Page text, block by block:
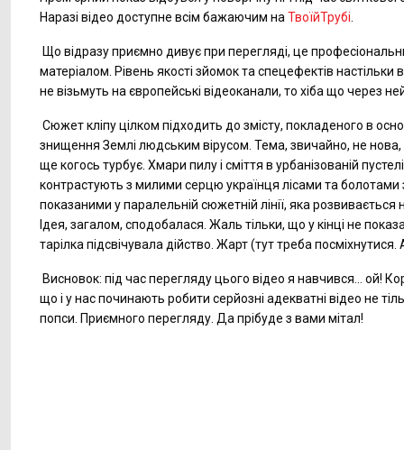
Наразі відео доступне всім бажаючим на ТвоїйТрубі
Що відразу приємно дивує при перегляді, це
матеріалом. Рівень якості зйомок та спецефектів
не візьмуть на європейські відеоканали, то хіба що через
Сюжет кліпу цілком підходить до змісту, покладеного в
знищення Землі людським вірусом. Тема, звичайно, не
ще когось турбує. Хмари пилу і сміття в урбанізованій
контрастують з милими серцю українця лісами та болотами
показаними у паралельній сюжетній лінії, яка розвивається
Ідея, загалом, сподобалася. Жаль тільки, що у кінці не
тарілка підсвічувала дійство. Жарт (тут треба посміхнутися.
Висновок: під час перегляду цього відео я навчився… ой!
що і у нас починають робити серйозні адекватні відео не
попси. Приємного перегляду. Да прібуде з вами мітал!